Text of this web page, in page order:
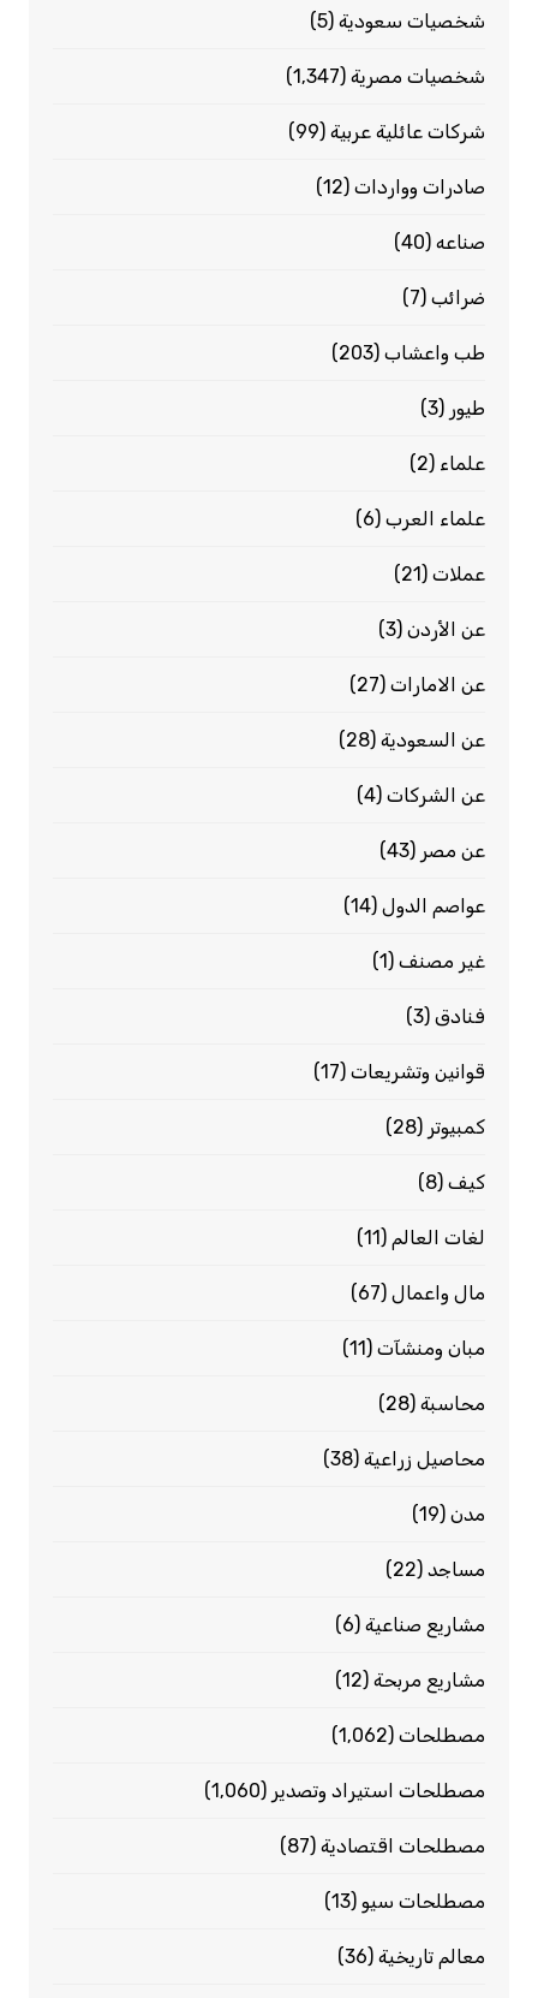
شخصيات سعودية(5)
شخصيات مصرية(1٬347)
شركات عائلية عربية(99)
صادرات وواردات(12)
صناعه(40)
ضرائب(7)
طب واعشاب(203)
طيور (3)
علماء (2)
علماء العرب(6)
عملات(21)
عن الأردن(3)
عن الامارات(27)
عن السعودية(28)
عن الشركات(4)
عن مصر (43)
عواصم الدول(14)
غير مصنف(1)
فنادق(3)
قوانين وتشريعات(17)
كمبيوتر (28)
كيف(8)
لغات العالم (11)
مال واعمال(67)
مبان ومنشآت(11)
محاسبة(28)
محاصيل زراعية(38)
مدن(19)
مساجد(22)
مشاريع صناعية(6)
مشاريع مربحة(12)
مصطلحات(1٬062)
مصطلحات استيراد وتصدير (1٬060)
مصطلحات اقتصادية(87)
مصطلحات سيو(13)
معالم تاريخية(36)